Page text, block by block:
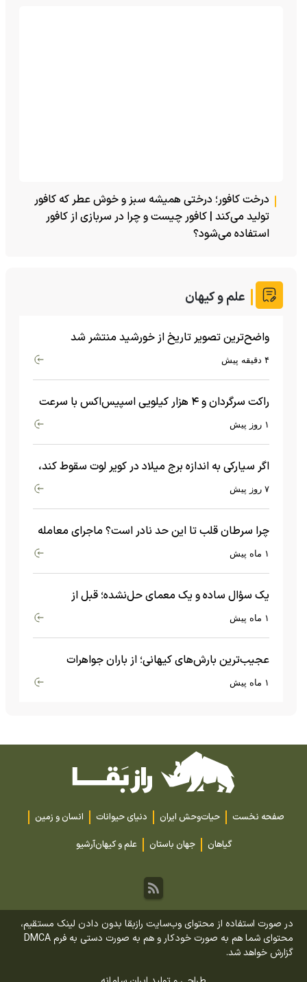
درخت کافور؛ درختی همیشه سبز و خوش عطر که کافور
تولید می‌کند | کافور چیست و چرا در سربازی از کافور
استفاده می‌شود؟
علم و کیهان
واضح‌ترین تصویر تاریخ از خورشید منتشر شد
۴ دقیقه پیش
راکت سرگردان و ۴ هزار کیلویی اسپیس‌اکس با سرعت
هشت هزار و ۶۹۰ کیلومتر در ساعت به ماه برخورد کرد۱ روز پیش
اگر سیارکی به اندازه برج میلاد در کویر لوت سقوط کند،
چه اتفاقی می‌افتد؟
۷ روز پیش
چرا سرطان قلب تا این حد نادر است؟ ماجرای معامله
عجیبی که در بدن اتفاق می‌افتد!۱ ماه پیش
یک سؤال ساده و یک معمای حل‌نشده؛ قبل از
بیگ‌بنگ و آغاز جهان چه چیزی وجود داشت؟۱ ماه پیش
عجیب‌ترین بارش‌های کیهانی؛ از باران جواهرات
گران‌قیمت تا بارش آهن و شیشه۱ ماه پیش
صفحه نخست حیات‌وحش ایران دنیای حیوانات
انسان و زمین
گیاهان
جهان باستان علم و کیهانآرشیو
در صورت استفاده از محتوای وب‌سایت رازبقا بدون دادن لینک مستقیم،
محتوای شما هم به صورت خودکار و هم به صورت دستی به فرم DMCA
گزارش خواهد شد.